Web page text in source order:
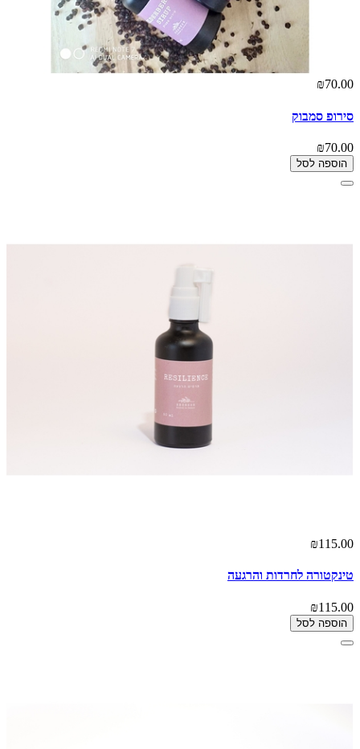
₪70.00
סירופ סמבוק
₪70.00
הוספה לסל
₪115.00
טינקטורה לחרדות והרגעה
₪115.00
הוספה לסל